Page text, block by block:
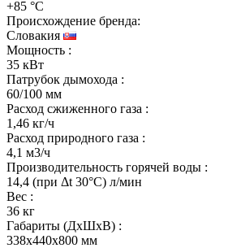
+85 °C
Происхождение бренда:
Словакия
Мощность :
35 кВт
Патрубок дымохода :
60/100 мм
Расход сжиженного газа :
1,46 кг/ч
Расход природного газа :
4,1 м3/ч
Производительность горячей воды :
14,4 (при Δt 30°С) л/мин
Вес :
36 кг
Габариты (ДхШхВ) :
338x440x800 мм